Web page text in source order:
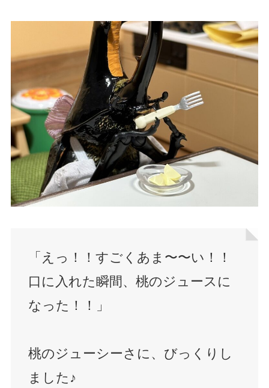
「えっ！！すごくあま〜〜い！！
口に入れた瞬間、桃のジュースに
なった！！」
桃のジューシーさに、びっくりし
ました♪